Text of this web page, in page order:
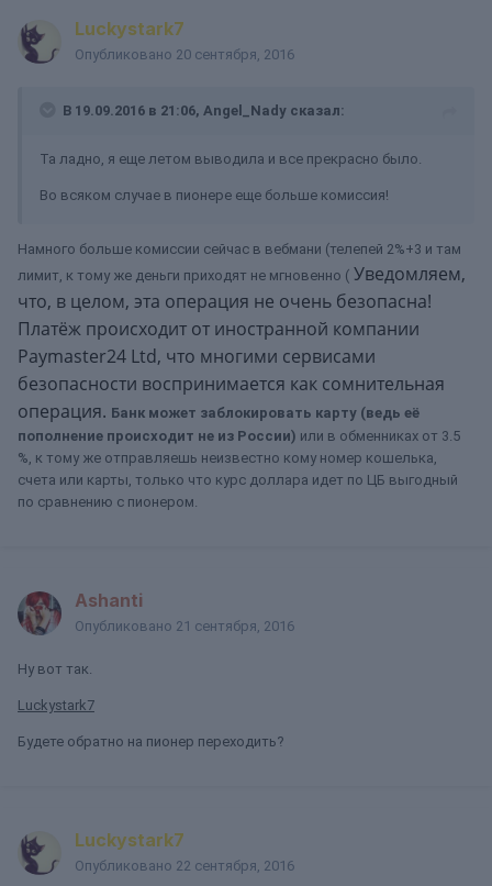
Luckystark7
Опубликовано 20 сентября, 2016
В 19.09.2016 в 21:06, Angel_Nady сказал:
Та ладно, я еще летом выводила и все прекрасно было.
Во всяком случае в пионере еще больше комиссия!
Намного больше комиссии сейчас в вебмани (телепей 2%+3 и там
лимит, к тому же деньги приходят не мгновенно ( Уведомляем,
что, в целом, эта операция не очень безопасна!
Платёж происходит от иностранной компании
Paymaster24 Ltd, что многими сервисами
безопасности воспринимается как сомнительная
операция. Банк может заблокировать карту (ведь её
пополнение происходит не из России) или в обменниках от 3.5
%, к тому же отправляешь неизвестно кому номер кошелька,
счета или карты, только что курс доллара идет по ЦБ выгодный
по сравнению с пионером.
Ashanti
Опубликовано 21 сентября, 2016
Ну вот так.
Luckystark7
Будете обратно на пионер переходить?
Luckystark7
Опубликовано 22 сентября, 2016